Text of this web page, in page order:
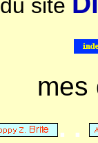
du site
. .